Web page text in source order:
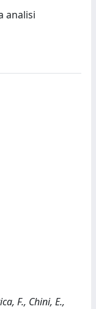
analisi
F., Chini, E.,